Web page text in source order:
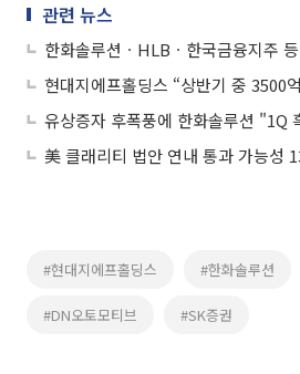
관련 뉴스
한화솔루션ㆍHLBㆍ한국금융지주 등
#현대지에프홀딩스 #한화솔루션
#DN오토모티브 #SK증권